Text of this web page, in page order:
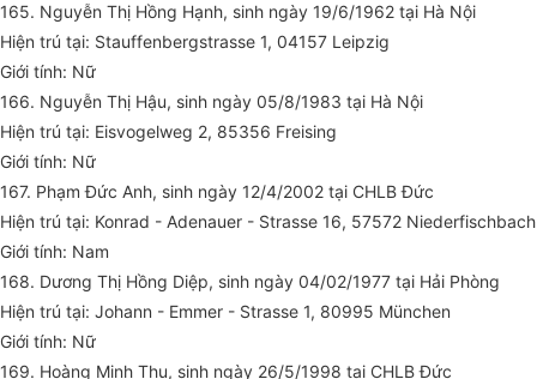
165. Nguyễn Thị Hồng Hạnh, sinh ngày 19/6/1962 tại Hà Nội
Hiện trú tại: Stauffenbergstrasse 1, 04157 Leipzig
Giới tính: Nữ
166. Nguyễn Thị Hậu, sinh ngày 05/8/1983 tại Hà Nội
Hiện trú tại: Eisvogelweg 2, 85356 Freising
Giới tính: Nữ
167. Phạm Đức Anh, sinh ngày 12/4/2002 tại CHLB Đức
Hiện trú tại: Konrad - Adenauer - Strasse 16, 57572 Niederfischbach
Giới tính: Nam
168. Dương Thị Hồng Diệp, sinh ngày 04/02/1977 tại Hải Phòng
Hiện trú tại: Johann - Emmer - Strasse 1, 80995 München
Giới tính: Nữ
169. Hoàng Minh Thu, sinh ngày 26/5/1998 tại CHLB Đức